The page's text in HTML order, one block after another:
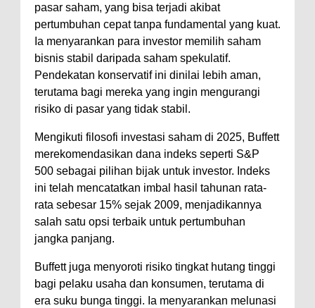
pasar saham, yang bisa terjadi akibat
pertumbuhan cepat tanpa fundamental yang kuat.
Ia menyarankan para investor memilih saham
bisnis stabil daripada saham spekulatif.
Pendekatan konservatif ini dinilai lebih aman,
terutama bagi mereka yang ingin mengurangi
risiko di pasar yang tidak stabil.
Mengikuti filosofi investasi saham di 2025, Buffett
merekomendasikan dana indeks seperti S&P
500 sebagai pilihan bijak untuk investor. Indeks
ini telah mencatatkan imbal hasil tahunan rata-
rata sebesar 15% sejak 2009, menjadikannya
salah satu opsi terbaik untuk pertumbuhan
jangka panjang.
Buffett juga menyoroti risiko tingkat hutang tinggi
bagi pelaku usaha dan konsumen, terutama di
era suku bunga tinggi. Ia menyarankan melunasi